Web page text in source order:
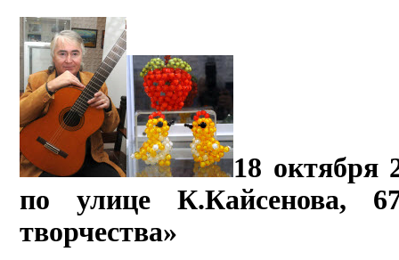
18 октября
по улице К.Кайсенова,
творчества»